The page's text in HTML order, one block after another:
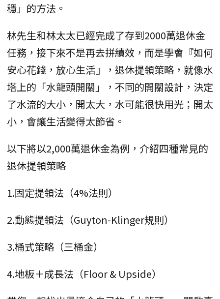
穩」的方法。
林先生和林太太已經完成了存到2000萬退休金
任務，接下來不是再去拼績效，而是學會『如何
安心花錢，放心生活』，退休提領策略，就像水
塔上的「水龍頭開關」，不同的開關設計，決定
了水流的大小，開太大，水可能很快用光；開太
小，會讓生活變得太節省。
以下將以2,000萬退休金為例，介紹四種常見的
退休提領策略
1.固定提領法（4%法則）
2.動態提領法（Guyton-Klinger規則）
3.桶式策略（三桶金）
4.地板＋成長法（Floor & Upside）